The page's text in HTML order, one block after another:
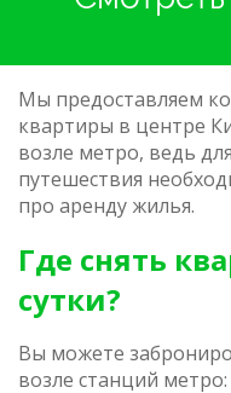
Мы предоставляем
квартиры в центре
возле метро, ведь
путешествия
про аренду жилья.
Где снять
сутки?
Вы можете
возле станций метро: